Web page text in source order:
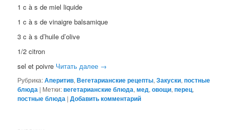
1 c à s de miel liquide
1 c à s de vinaigre balsamique
3 c à s d’huile d’olive
1/2 citron
sel et poivre Читать далее →
Рубрика:Аперитив,Вегетарианские рецепты,Закуски,постные
блюда | Метки:вегетарианские блюда,мед,овощи,перец,
постные блюда |Добавить комментарий